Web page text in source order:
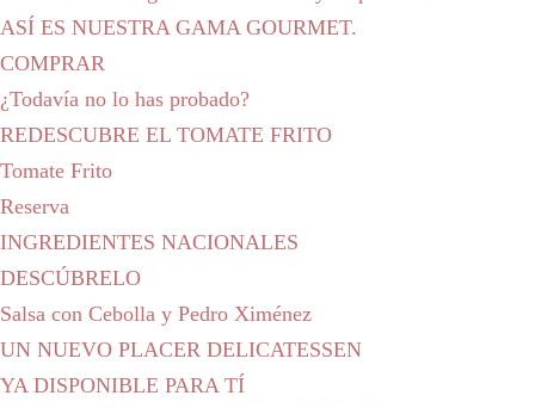
ASÍ ES NUESTRA GAMA GOURMET.
COMPRAR
¿Todavía no lo has probado?
REDESCUBRE EL TOMATE FRITO
Tomate Frito
Reserva
INGREDIENTES NACIONALES
DESCÚBRELO
Salsa con Cebolla y Pedro Ximénez
UN NUEVO PLACER DELICATESSEN
YA DISPONIBLE PARA TÍ